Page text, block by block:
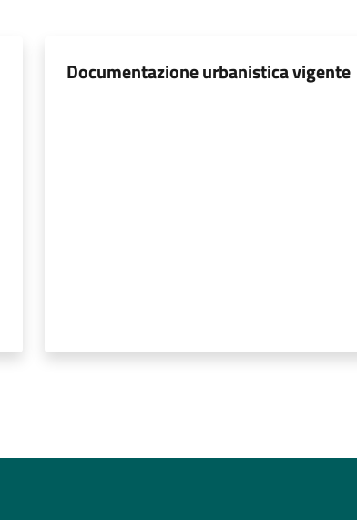
Documentazione urbanistica vigente